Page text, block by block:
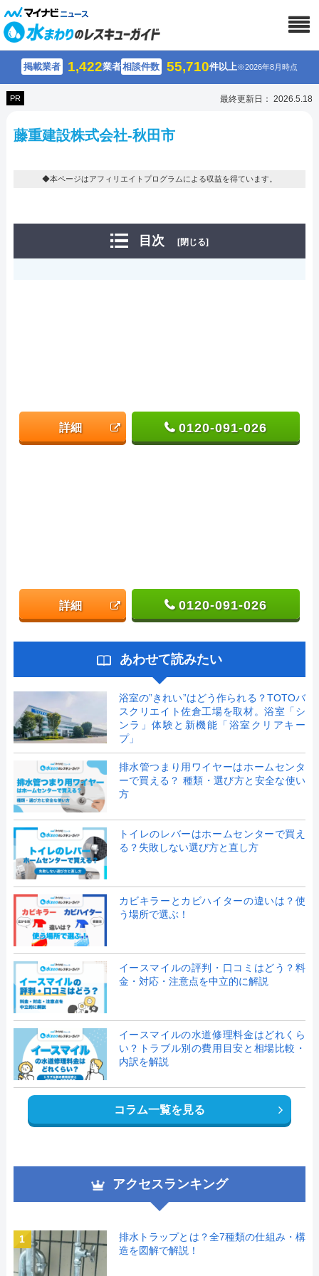
掲載業者 1,422業者相談件数 55,710件以上※2026年8月時点
PR 最終更新日： 2026.5.18
藤重建設株式会社-秋田市
◆本ページはアフィリエイトプログラムによる収益を得ています。
目次 [閉じる]
詳細 0120-091-026
詳細 0120-091-026
あわせて読みたい
浴室の”きれい”はどう作られる？TOTOバ
スクリエイト佐倉工場を取材。浴室「シ
ンラ」体験と新機能「浴室クリアキー
プ」
排水管つまり用ワイヤーはホームセンタ
ーで買える？ 種類・選び方と安全な使い
方
トイレのレバーはホームセンターで買え
る？失敗しない選び方と直し方
カビキラーとカビハイターの違いは？使
う場所で選ぶ！
イースマイルの評判・口コミはどう？料
金・対応・注意点を中立的に解説
イースマイルの水道修理料金はどれくら
い？トラブル別の費用目安と相場比較・
内訳を解説
コラム一覧を見る
アクセスランキング
1
排水トラップとは？全7種類の仕組み・構
造を図解で解説！